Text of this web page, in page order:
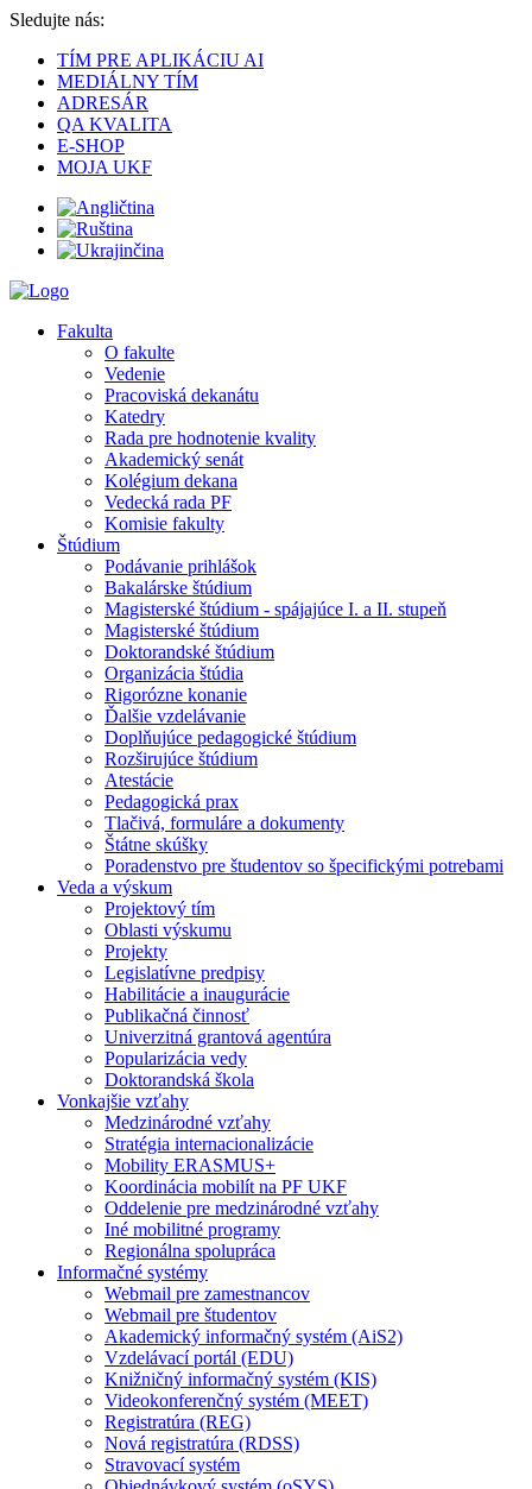
Sledujte nás:
TÍM PRE APLIKÁCIU AI
MEDIÁLNY TÍM
ADRESÁR
QA KVALITA
E-SHOP
MOJA UKF
Fakulta
O fakulte
Vedenie
Pracoviská dekanátu
Katedry
Rada pre hodnotenie kvality
Akademický senát
Kolégium dekana
Vedecká rada PF
Komisie fakulty
Štúdium
Podávanie prihlášok
Bakalárske štúdium
Magisterské štúdium - spájajúce I. a II. stupeň
Magisterské štúdium
Doktorandské štúdium
Organizácia štúdia
Rigorózne konanie
Ďalšie vzdelávanie
Doplňujúce pedagogické štúdium
Rozširujúce štúdium
Atestácie
Pedagogická prax
Tlačivá, formuláre a dokumenty
Štátne skúšky
Poradenstvo pre študentov so špecifickými potrebami
Veda a výskum
Projektový tím
Oblasti výskumu
Projekty
Legislatívne predpisy
Habilitácie a inaugurácie
Publikačná činnosť
Univerzitná grantová agentúra
Popularizácia vedy
Doktorandská škola
Vonkajšie vzťahy
Medzinárodné vzťahy
Stratégia internacionalizácie
Mobility ERASMUS+
Koordinácia mobilít na PF UKF
Oddelenie pre medzinárodné vzťahy
Iné mobilitné programy
Regionálna spolupráca
Informačné systémy
Webmail pre zamestnancov
Webmail pre študentov
Akademický informačný systém (AiS2)
Vzdelávací portál (EDU)
Knižničný informačný systém (KIS)
Videokonferenčný systém (MEET)
Registratúra (REG)
Nová registratúra (RDSS)
Stravovací systém